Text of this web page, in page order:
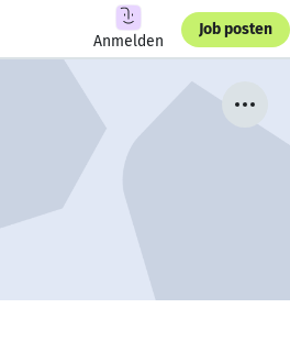
Anmelden
Job posten